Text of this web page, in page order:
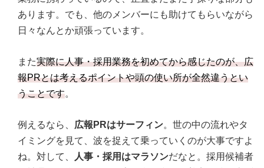
あります。でも、他のメンバーにも助けてもらいながら
日々なんとか頑張っています。
また実際に人事・採用業務を初めてから感じたのが、広
報PRとは考えるポイントや頭の使い所が全然違うとい
うことです。
例えるなら、 広報PRはサーフィン。世の中の流れやタ
イミングを見て、波を捉えて乗っていくのが大事ですよ
ね。対して、
人事・採用はマラソンだなと。採用候補者